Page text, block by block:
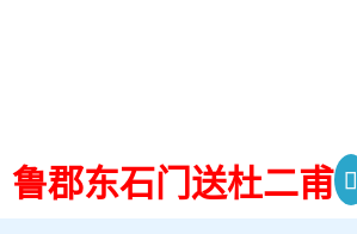
鲁郡东石门送杜二甫